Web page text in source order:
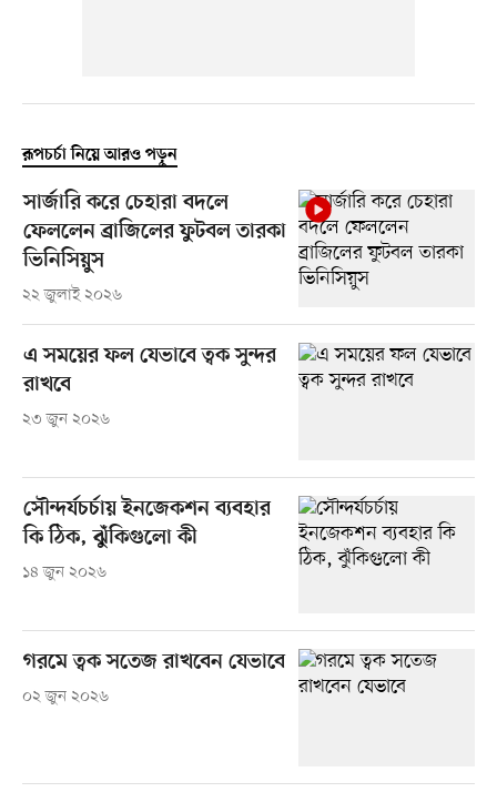
রূপচর্চা নিয়ে আরও পড়ুন
সার্জারি করে চেহারা বদলে
ফেললেন ব্রাজিলের ফুটবল তারকা
ভিনিসিয়ুস
২২ জুলাই ২০২৬
এ সময়ের ফল যেভাবে ত্বক সুন্দর
রাখবে
২৩ জুন ২০২৬
সৌন্দর্যচর্চায় ইনজেকশন ব্যবহার
কি ঠিক, ঝুঁকিগুলো কী
১৪ জুন ২০২৬
গরমে ত্বক সতেজ রাখবেন যেভাবে
০২ জুন ২০২৬